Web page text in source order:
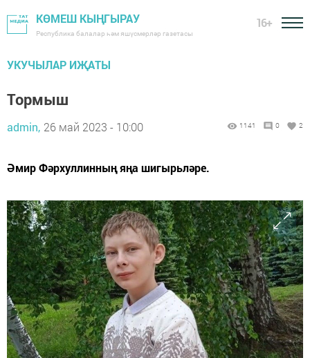
КӨМЕШ КЫҢГЫРАУ
Республика балалар һәм яшүсмерләр газетасы
16+
УКУЧЫЛАР ИҖАТЫ
Тормыш
admin, 26 май 2023 - 10:00 1141 0 2
Әмир Фәрхуллинның яңа шигырьләре.